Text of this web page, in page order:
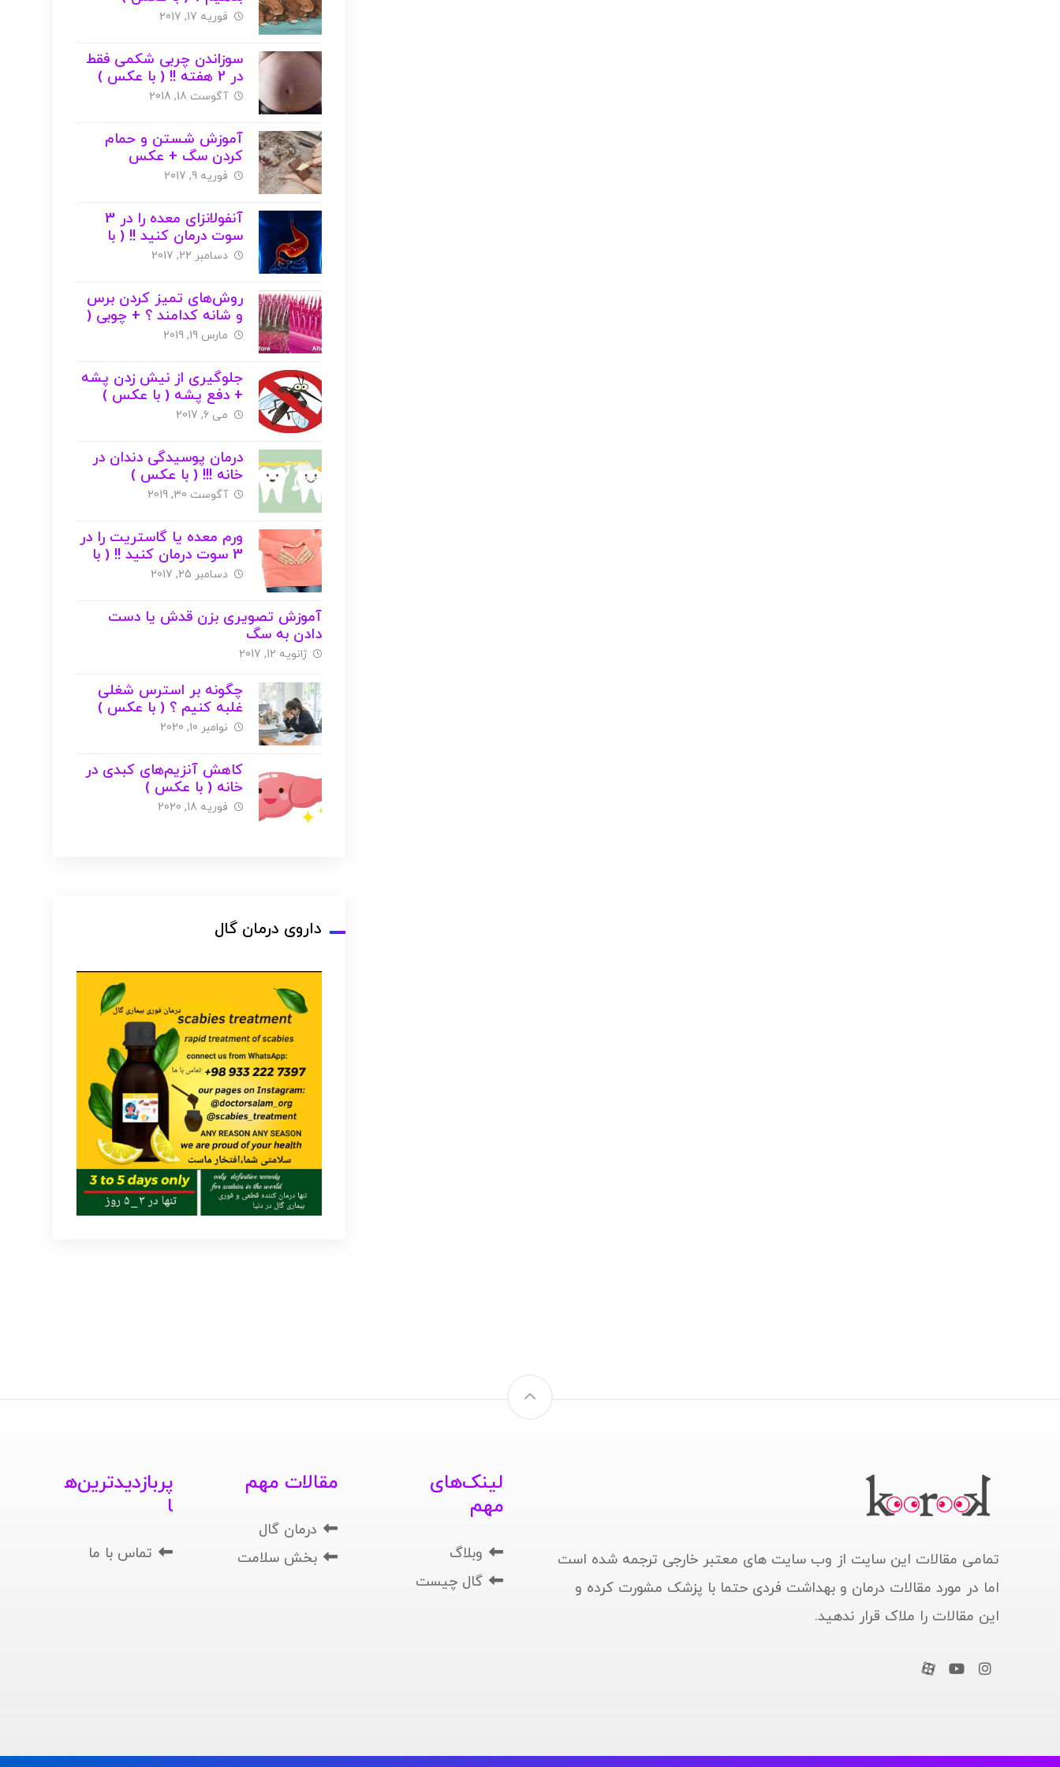
فوریه 17, 2017
سوزاندن چربی شکمی فقط
در 2 هفته !! ( با عکس )
آگوست 18, 2018
آموزش شستن و حمام
کردن سگ + عکس
فوریه 9, 2017
آنفولانزای معده را در 3
سوت درمان کنید !! ( با
عکس )
دسامبر 22, 2017
روش‌های تمیز کردن برس
و شانه کدامند ؟ + چوبی (
با عکس )
مارس 19, 2019
جلوگیری از نیش زدن پشه
+ دفع پشه ( با عکس )
می 6, 2017
درمان پوسیدگی دندان در
خانه !!! ( با عکس )
آگوست 30, 2019
ورم معده یا گاستریت را در
3 سوت درمان کنید !! ( با
عکس )
دسامبر 25, 2017
آموزش تصویری بزن قدش یا دست
دادن به سگ
ژانویه 12, 2017
چگونه بر استرس شغلی
غلبه کنیم ؟ ( با عکس )
نوامبر 10, 2020
کاهش آنزیم‌های کبدی در
خانه ( با عکس )
فوریه 18, 2020
داروی درمان گال
تمامی مقالات این سایت از وب سایت های معتبر خارجی ترجمه شده است
اما در مورد مقالات درمان و بهداشت فردی حتما با پزشک مشورت کرده و
این مقالات را ملاک قرار ندهید.
لینک‌های
مهم
وبلاگ
گال چیست
مقالات مهم
درمان گال
بخش سلامت
پربازدیدترین‌ه
ا
تماس با ما